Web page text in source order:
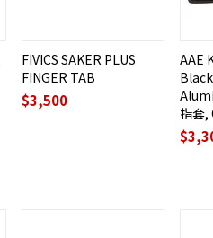
FIVICS SAKER PLUS
FINGER TAB
$3,500
AAE
指套
$